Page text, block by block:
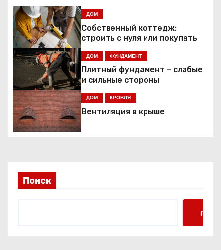
а
ц
и
я
п
о
з
п
ДОМ
Собственный коттедж:
строить с нуля или покупать
ДОМ ФУНДАМЕНТ
Плитный фундамент – слабые
и сильные стороны
ДОМ КРОВЛЯ
Вентиляция в крыше
Поиск
Поиск